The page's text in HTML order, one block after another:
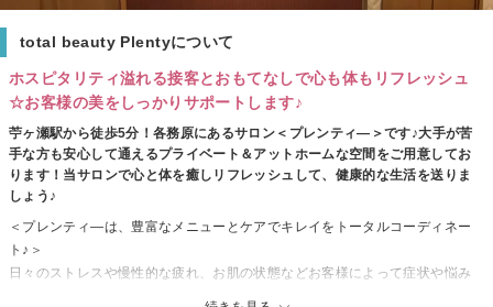
total beauty Plentyについて
ホスピタリティ溢れる接客とおもてなしで心も体もリフレッシュ
☆お客様の美をしっかりサポートします♪
苧ヶ瀬駅から徒歩5分！各務原にあるサロン＜プレンティ―＞です♪大手が苦
手な方も安心して通えるプライベート＆アットホームな空間をご用意してお
ります！当サロンで心と体を癒しリフレッシュして、健康的な生活を送りま
しょう♪
＜プレンティ―は、豊富なメニューとケアでキレイをトータルコーディネー
ト♪＞
日々のストレスや慢性的な疲れ、お肌の状態などお客様によって症状や悩み